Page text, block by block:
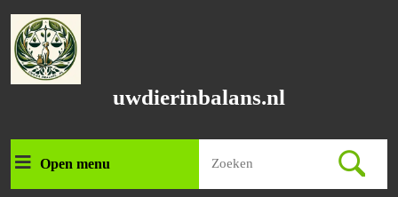
naar
inhoud
uwdierinbalans.nl
Open menuOpen
naar: